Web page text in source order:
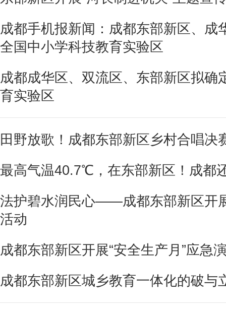
成都手机报新闻：成都东部新区、成
全国中小学科技教育实验区
成都成华区、双流区、东部新区拟确
育实验区
田野放歌！成都东部新区乡村合唱决
最高气温40.7℃，在东部新区！成都
法护碧水润民心——成都东部新区开
活动
成都东部新区开展“安全生产月”应急
成都东部新区城乡教育一体化的破与